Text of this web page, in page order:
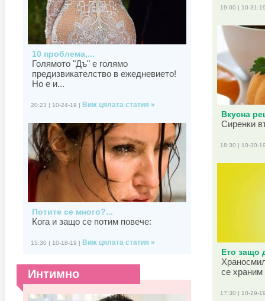
10 проблема,...
Голямото "Дъ" е голямо
предизвикателство в ежедневието!
Но е и...
20:23 | 10-24-19 | Виж цялата статия »
Потите се много?...
Кога и защо се потим повече:
15:30 | 10-18-19 | Виж цялата статия »
Интимно
19:00 | 10-31-
Вкусна
Сиренки
18:30 | 10-30-
Ето защо
се храним
17:30 | 10-29-